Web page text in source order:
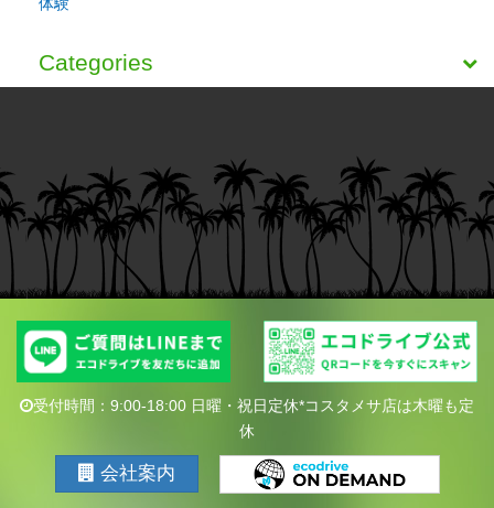
Categories
受付時間：9:00-18:00 日曜・祝日定休*コスタメサ店は木曜も定
休
会社案内